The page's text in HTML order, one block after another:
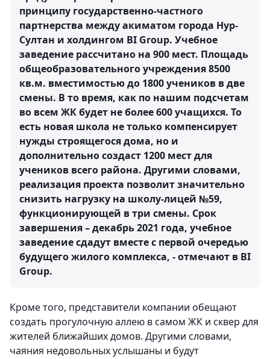
принципу государственно-частного
партнерства между акиматом города Нур-
Султан и холдингом BI Group. Учебное
заведение рассчитано на 900 мест. Площадь
общеобразовательного учреждения 8500
кв.м. вместимостью до 1800 учеников в две
смены. В то время, как по нашим подсчетам
во всем ЖК будет не более 600 учащихся. То
есть новая школа не только компенсирует
нужды строящегося дома, но и
дополнительно создаст 1200 мест для
учеников всего района. Другими словами,
реализация проекта позволит значительно
снизить нагрузку на школу-лицей №59,
функционирующей в три смены. Срок
завершения – декабрь 2021 года, учебное
заведение сдадут вместе с первой очередью
будущего жилого комплекса, - отмечают в BI
Group.
Кроме того, представители компании обещают
создать прогулочную аллею в самом ЖК и сквер для
жителей ближайших домов. Другими словами,
чаяния недовольных услышаны и будут